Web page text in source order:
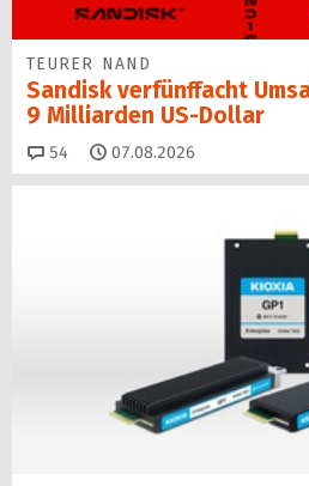
TEURER NAND
Sandisk verfünffacht
9 Milliarden US-Dollar
54 Kommentare
07.08.2026